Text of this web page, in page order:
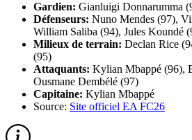
Gardien: Gianluigi Donnarumma
Défenseurs: Nuno Mendes (97),
William Saliba (94), Jules Koundé
Milieux de terrain: Declan Rice
(95)
Attaquants: Kylian Mbappé (96),
Ousmane Dembélé (97)
Capitaine: Kylian Mbappé
Source: Site officiel EA FC26